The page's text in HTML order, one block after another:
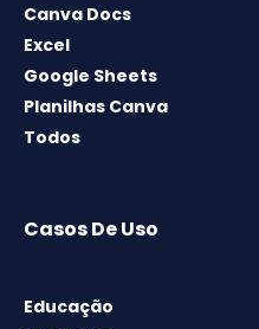
Canva Docs
Excel
Google Sheets
Planilhas Canva
Todos
Casos De Uso
Educação